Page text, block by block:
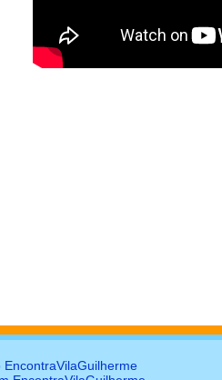
EncontraVilaGuilherme